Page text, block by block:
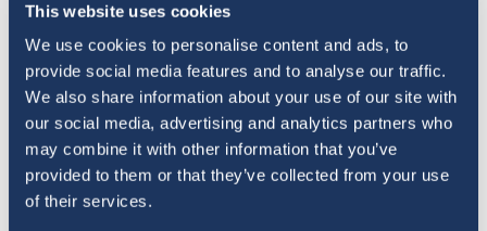
This website uses cookies
We use cookies to personalise content and ads, to
provide social media features and to analyse our traffic.
We also share information about your use of our site with
our social media, advertising and analytics partners who
may combine it with other information that you’ve
provided to them or that they’ve collected from your use
of their services.